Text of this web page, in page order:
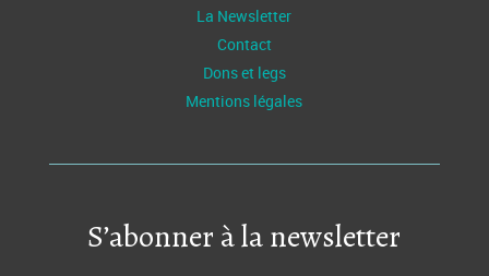
La Newsletter
Contact
Dons et legs
Mentions légales
S’abonner à la newsletter